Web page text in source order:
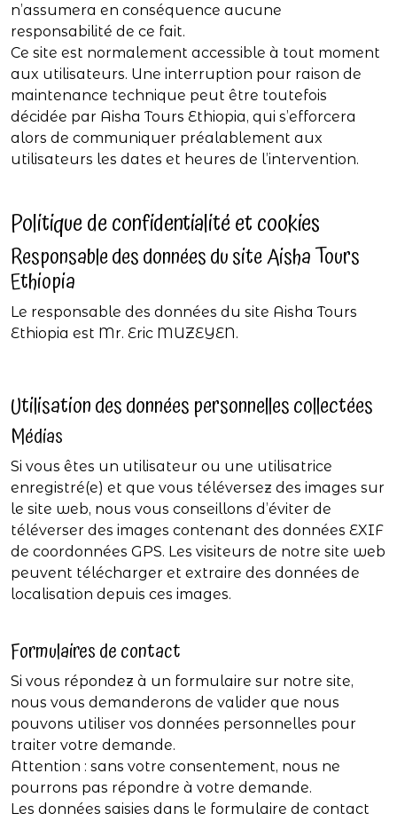
n’assumera en conséquence aucune
responsabilité de ce fait.
Ce site est normalement accessible à tout moment
aux utilisateurs. Une interruption pour raison de
maintenance technique peut être toutefois
décidée par Aisha Tours Ethiopia, qui s’efforcera
alors de communiquer préalablement aux
utilisateurs les dates et heures de l’intervention.
Politique de confidentialité et cookies
Responsable des données du site Aisha Tours
Ethiopia
Le responsable des données du site Aisha Tours
Ethiopia est Mr. Eric MUZEYEN.
Utilisation des données personnelles collectées
Médias
Si vous êtes un utilisateur ou une utilisatrice
enregistré(e) et que vous téléversez des images sur
le site web, nous vous conseillons d’éviter de
téléverser des images contenant des données EXIF
de coordonnées GPS. Les visiteurs de notre site web
peuvent télécharger et extraire des données de
localisation depuis ces images.
Formulaires de contact
Si vous répondez à un formulaire sur notre site,
nous vous demanderons de valider que nous
pouvons utiliser vos données personnelles pour
traiter votre demande.
Attention : sans votre consentement, nous ne
pourrons pas répondre à votre demande.
Les données saisies dans le formulaire de contact